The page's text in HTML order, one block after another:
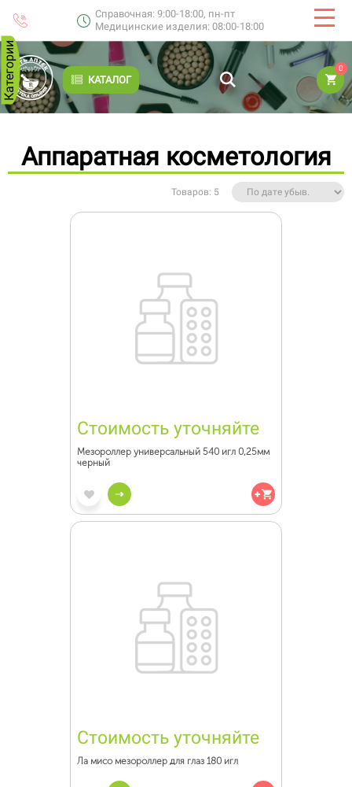
Справочная: 9:00-18:00, пн-пт
Медицинские изделия: 08:00-18:00
КАТАЛОГ
0
Категории
Аппаратная косметология
Товаров: 5
Стоимость уточняйте
Мезороллер универсальный 540 игл 0,25мм
черный
Стоимость уточняйте
Ла мисо мезороллер для глаз 180 игл